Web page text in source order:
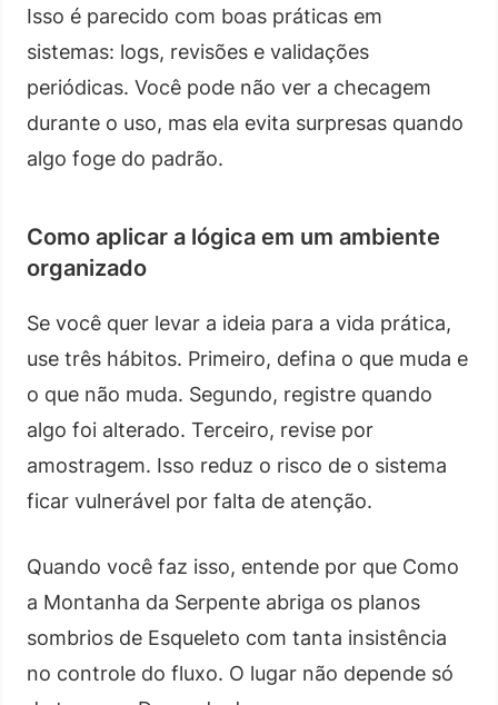
Isso é parecido com boas práticas em
sistemas: logs, revisões e validações
periódicas. Você pode não ver a checagem
durante o uso, mas ela evita surpresas quando
algo foge do padrão.
Como aplicar a lógica em um ambiente
organizado
Se você quer levar a ideia para a vida prática,
use três hábitos. Primeiro, defina o que muda e
o que não muda. Segundo, registre quando
algo foi alterado. Terceiro, revise por
amostragem. Isso reduz o risco de o sistema
ficar vulnerável por falta de atenção.
Quando você faz isso, entende por que Como
a Montanha da Serpente abriga os planos
sombrios de Esqueleto com tanta insistência
no controle do fluxo. O lugar não depende só